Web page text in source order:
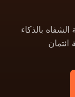
بالذكاء